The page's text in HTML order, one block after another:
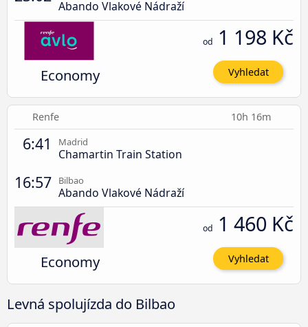
Abando Vlakové Nádraží
Economy
od 1 198 Kč
Vyhledat
Renfe 10h 16m
6:41 Madrid
Chamartin Train Station
16:57 Bilbao
Abando Vlakové Nádraží
Economy
od 1 460 Kč
Vyhledat
Levná spolujízda do Bilbao